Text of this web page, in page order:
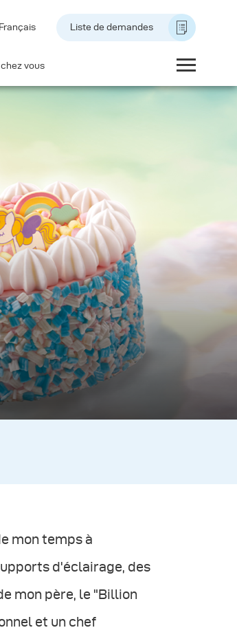
Français Liste de demandes
vous
mon temps à
d'éclairage, des
mon père, le "Billion
et un chef